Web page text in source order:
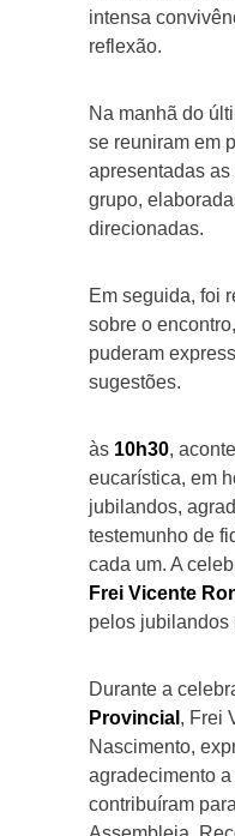
intensa
reflexão.
Na manhã do
se reuniram em
apresentadas
grupo,
direcionadas.
Em seguida, foi
sobre o
puderam
sugestões.
às 10h30,
eucarística, em
jubilandos,
testemunho de
cada um. A
Frei Vicente
pelos jubilandos
Durante a
Provincial , Frei
Nascimento,
agradecimento
contribuíram